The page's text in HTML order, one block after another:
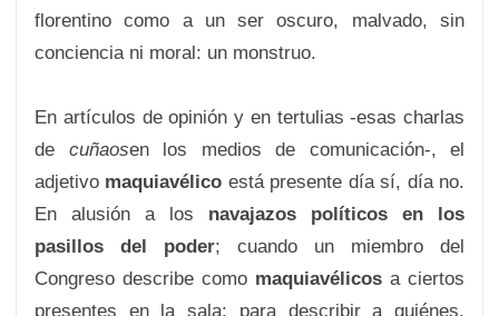
florentino como a un ser oscuro, malvado, sin
conciencia ni moral: un monstruo.
En artículos de opinión y en tertulias -esas charlas
de cuñaosen los medios de comunicación-, el
adjetivo maquiavélico está presente día sí, día no.
En alusión a los navajazos políticos en los
pasillos del poder; cuando un miembro del
Congreso describe como maquiavélicos a ciertos
presentes en la sala; para describir a quiénes,